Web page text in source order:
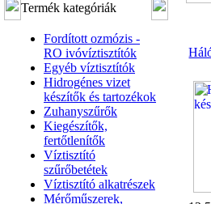
Termék kategóriák
Fordított ozmózis -
RO ivóvíztisztítók
Egyéb víztisztítók
Hidrogénes vizet
készítők és tartozékok
Zuhanyszűrők
Kiegészítők,
fertőtlenítők
Víztisztító
szűrőbetétek
Víztisztító alkatrészek
Mérőműszerek,